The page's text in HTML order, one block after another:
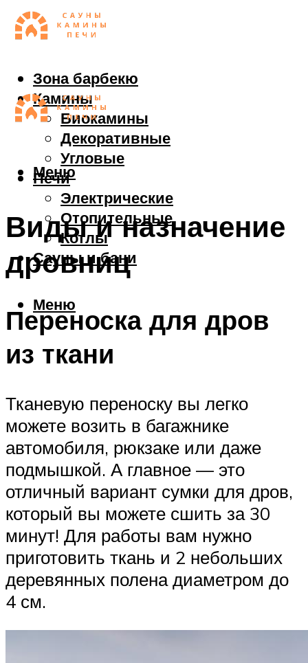
Зона барбекю
Камины
Биокамины
Декоративные
Угловые
Печи
Электрические
Отопительные
Котлы
Сауны и бани
Меню
Меню
Виды и назначение
дровниц
Переноска для дров
из ткани
Тканевую переноску вы легко
можете возить в багажнике
автомобиля, рюкзаке или даже
подмышкой. А главное — это
отличный вариант сумки для дров,
который вы можете сшить за 30
минут! Для работы вам нужно
приготовить ткань и 2 небольших
деревянных полена диаметром до
4 см.